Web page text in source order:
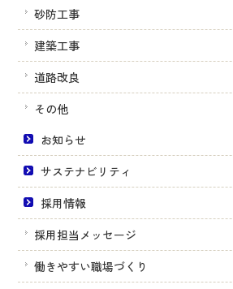
砂防工事
建築工事
道路改良
その他
お知らせ
サステナビリティ
採用情報
採用担当メッセージ
働きやすい職場づくり